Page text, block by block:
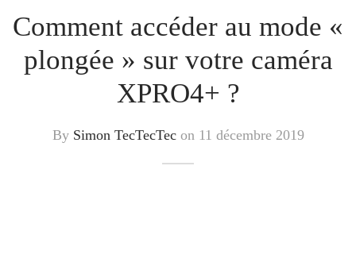
Comment accéder au mode «
plongée » sur votre caméra
XPRO4+ ?
By Simon TecTecTecon 11 décembre 2019